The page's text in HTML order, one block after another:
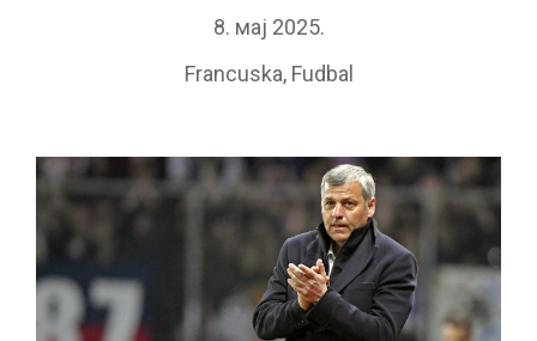
8. мај 2025.
Francuska, Fudbal